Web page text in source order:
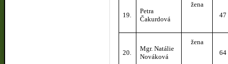
19.
Petra
Čakurdová
žena
47
20.
Mgr. Natálie
Nováková
žena
64